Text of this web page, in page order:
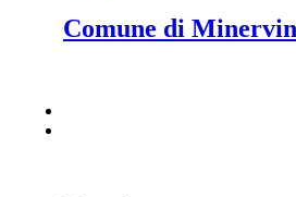
Comune di